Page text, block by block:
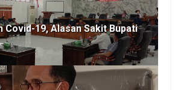
Covid-19, Alasan Sakit Bupati